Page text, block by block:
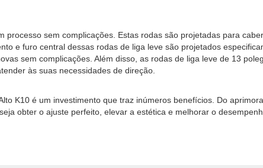
sem complicações. Estas rodas são projetadas para
e furo central dessas rodas de liga leve são projetados
sem complicações. Além disso, as rodas de liga leve de 13
às suas necessidades de direção.
K10 é um investimento que traz inúmeros benefícios. Do
obter o ajuste perfeito, elevar a estética e melhorar o